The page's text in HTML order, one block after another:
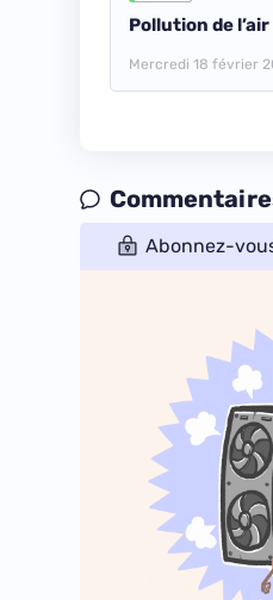
Pollution de
Mercredi 18 février
Abonnez-